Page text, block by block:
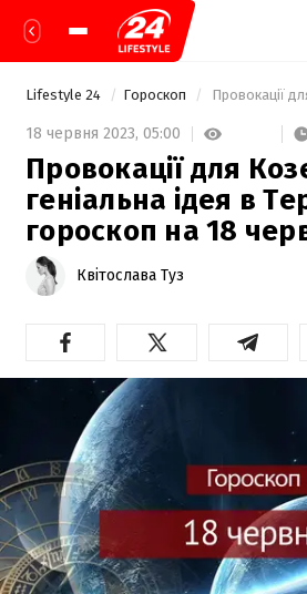
Lifestyle 24 Гороскоп
18 червня 2023, 05:00
Провокації для
геніальна ідея в
гороскоп на 18
Квітослава Туз